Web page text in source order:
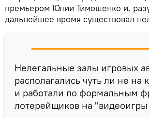
премьером Юлии Тимошенко и,
дальнейшее время существовал
Нелегальные залы игровых
располагались чуть ли не на
и работали по формальным
лотерейщиков на "видеоигры